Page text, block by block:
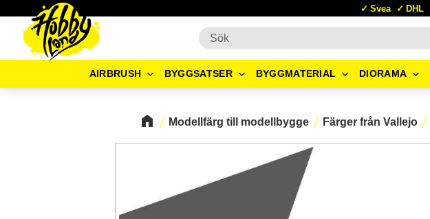
Svea DHL
AIRBRUSH BYGGSATSER BYGGMATERIAL DIORAMA
Modellfärg till modellbygge Färger från Vallejo